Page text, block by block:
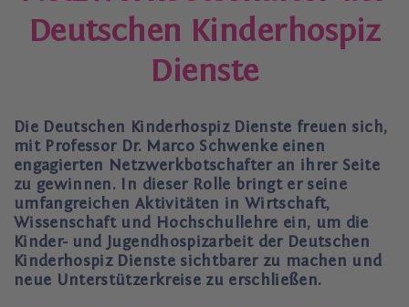
Deutschen Kinderhospiz
Dienste
Die Deutschen Kinderhospiz Dienste freuen sich,
mit Professor Dr. Marco Schwenke einen
engagierten Netzwerkbotschafter an ihrer Seite
zu gewinnen. In dieser Rolle bringt er seine
umfangreichen Aktivitäten in Wirtschaft,
Wissenschaft und Hochschullehre ein, um die
Kinder- und Jugendhospizarbeit der Deutschen
Kinderhospiz Dienste sichtbarer zu machen und
neue Unterstützerkreise zu erschließen.